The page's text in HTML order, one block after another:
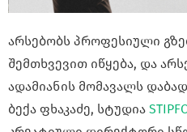
არსებობს პროფესიული
შემთხვევით იწყება, და
ადამიანის მომავალს
ბექა ფხაკაძე, სტუდია